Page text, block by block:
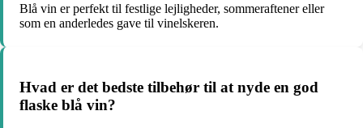
Blå vin er perfekt til festlige lejligheder, sommeraftener eller
som en anderledes gave til vinelskeren.
Hvad er det bedste tilbehør til at nyde en god
flaske blå vin?